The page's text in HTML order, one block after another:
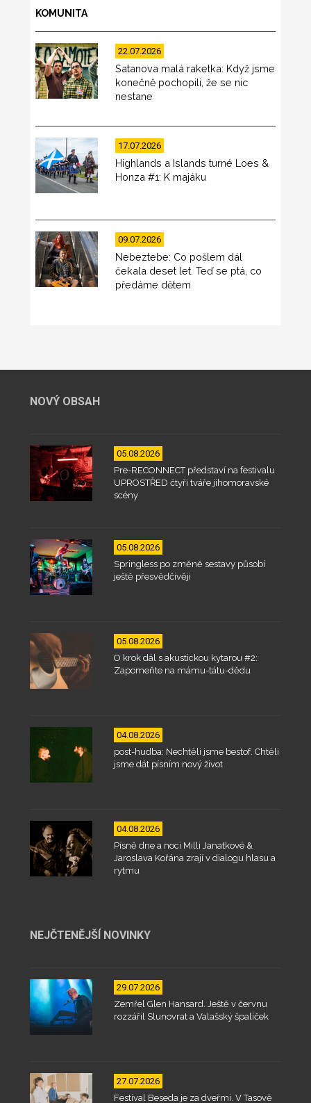
KOMUNITA
22.07.2026
Satanova malá raketka: Když jsme
konečně pochopili, že se nic
nestane
17.07.2026
Highlands a Islands turné Loes &
Honza #1: K majáku
09.07.2026
Nebeztebe: Co pošlem dál
čekala deset let. Teď se ptá, co
předáme dětem
NOVÝ OBSAH
05.08.2026
Pre-RECONNECT představí na festivalu
UPROSTŘED čtyři tváře jihomoravské
scény
05.08.2026
Springless po změně sestavy působí
ještě přesvědčivěji
05.08.2026
O krok dál s akustickou kytarou #2:
Zapomeňte na mámu-tátu-dědu
04.08.2026
post-hudba: Nechtěli jsme bestof. Chtěli
jsme dát písním nový život
04.08.2026
Písně dne a noci Milli Janatkové &
Jaroslava Kořána zrají v dialogu hlasu a
rytmu
NEJČTENĚJŠÍ NOVINKY
29.07.2026
Zemřel Glen Hansard. Ještě v červnu
rozzářil Slunovrat a Valašský špalíček
27.07.2026
Festival Beseda je za dveřmi. V Tasově